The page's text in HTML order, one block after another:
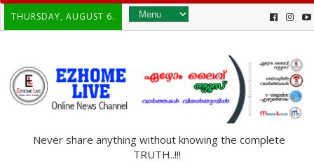
THURSDAY, AUGUST 6.
Never share anything without knowing the complete
TRUTH..!!!